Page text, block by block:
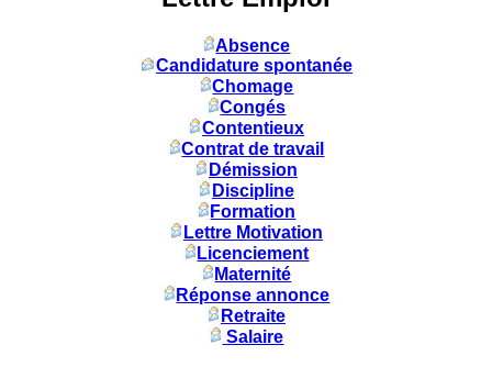
Absence
Candidature spontanée
Chomage
Congés
Contentieux
Contrat de travail
Démission
Discipline
Formation
Lettre Motivation
Licenciement
Maternité
Réponse annonce
Retraite
Salaire